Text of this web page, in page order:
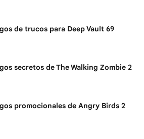
de trucos para Deep Vault 69
secretos de The Walking Zombie 2
promocionales de Angry Birds 2